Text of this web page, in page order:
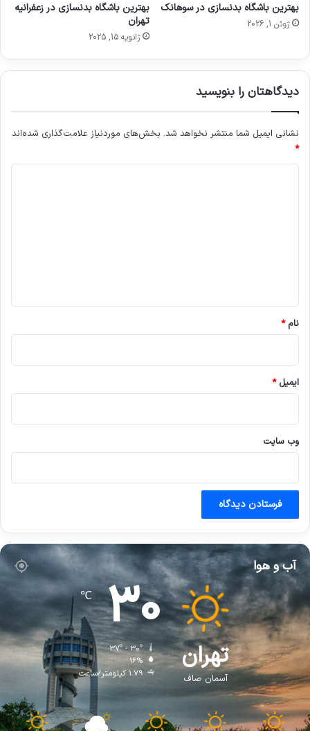
بهترین باشگاه بدنسازی در سوهانک
ژوئن 1, 2026
بهترین باشگاه بدنسازی در زعفرانیه
تهران
ژانویه 15, 2025
دیدگاهتان را بنویسید
نشانی ایمیل شما منتشر نخواهد شد. بخش‌های موردنیاز علامت‌گذاری شده‌اند
*
نام*
ایمیل*
وب‌ سایت
آب و هوا
تهران
آسمان صاف
30
℃
37º - 30º
16%
1.79 کیلومتر/ساعت